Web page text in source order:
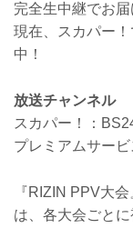
完全生中継でお
現在、スカパー！
中！
放送チャンネル
スカパー！：
プレミアムサー
『RIZIN PPV大
は、各大会ごと